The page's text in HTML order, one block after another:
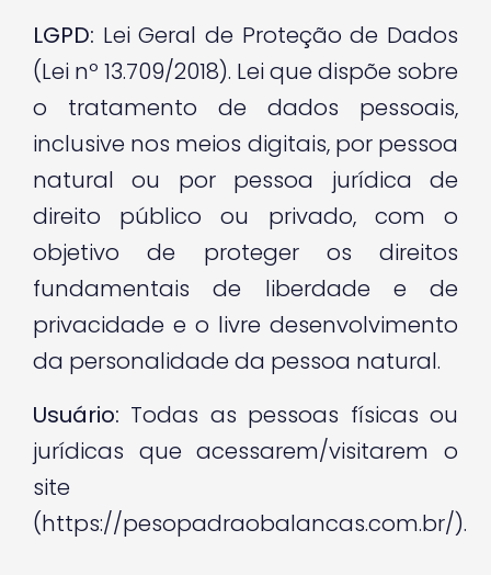
LGPD: Lei Geral de Proteção de Dados
(Lei nº 13.709/2018). Lei que dispõe sobre
o tratamento de dados pessoais,
inclusive nos meios digitais, por pessoa
natural ou por pessoa jurídica de
direito público ou privado, com o
objetivo de proteger os direitos
fundamentais de liberdade e de
privacidade e o livre desenvolvimento
da personalidade da pessoa natural.
Usuário: Todas as pessoas físicas ou
jurídicas que acessarem/visitarem o
site
(https://pesopadraobalancas.com.br/).